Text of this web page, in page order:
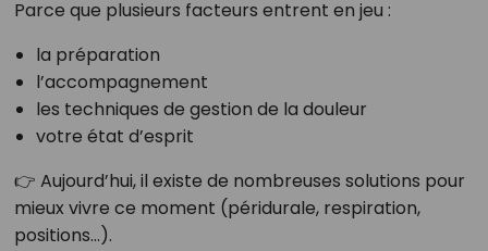
Parce que plusieurs facteurs entrent en jeu :
la préparation
l’accompagnement
les techniques de gestion de la douleur
votre état d’esprit
👉 Aujourd’hui, il existe de nombreuses solutions pour
mieux vivre ce moment (péridurale, respiration,
positions…).